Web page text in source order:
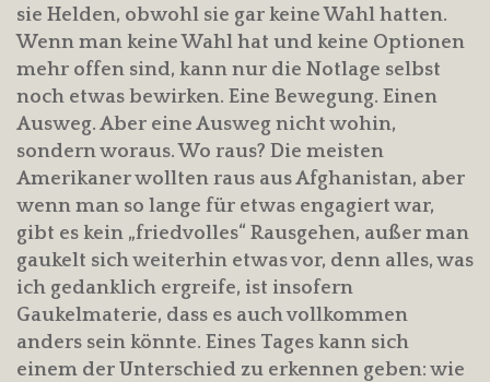
sie Helden, obwohl sie gar keine Wahl hatten.
Wenn man keine Wahl hat und keine Optionen
mehr offen sind, kann nur die Notlage selbst
noch etwas bewirken. Eine Bewegung. Einen
Ausweg. Aber eine Ausweg nicht wohin,
sondern woraus. Wo raus? Die meisten
Amerikaner wollten raus aus Afghanistan, aber
wenn man so lange für etwas engagiert war,
gibt es kein „friedvolles“ Rausgehen, außer man
gaukelt sich weiterhin etwas vor, denn alles, was
ich gedanklich ergreife, ist insofern
Gaukelmaterie, dass es auch vollkommen
anders sein könnte. Eines Tages kann sich
einem der Unterschied zu erkennen geben: wie